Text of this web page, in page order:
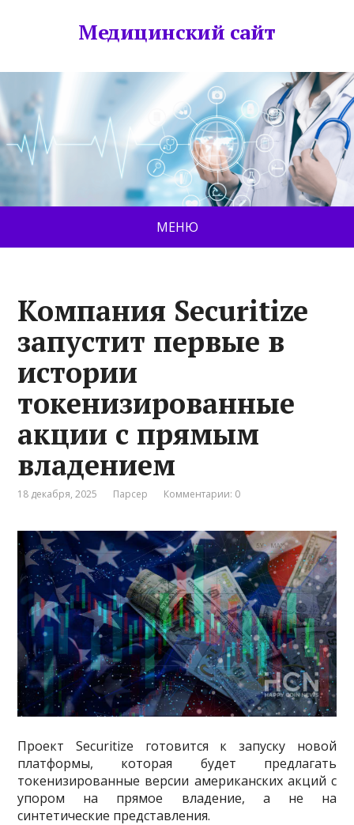
Медицинский сайт
МЕНЮ
Компания Securitize
запустит первые в
истории
токенизированные
акции с прямым
владением
18 декабря, 2025 Парсер Комментарии: 0
Проект Securitize готовится к запуску новой
платформы, которая будет предлагать
токенизированные версии американских акций с
упором на прямое владение, а не на
синтетические представления.